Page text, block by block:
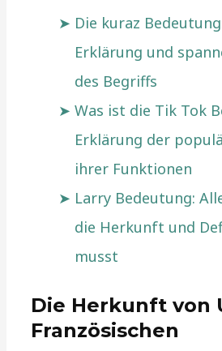
Die kuraz
Erklärung und
des Begriffs
Was ist die Tik Tok
Erklärung der
ihrer Funktionen
Larry Bedeutung:
die Herkunft und
musst
Die Herkunft von
Französischen